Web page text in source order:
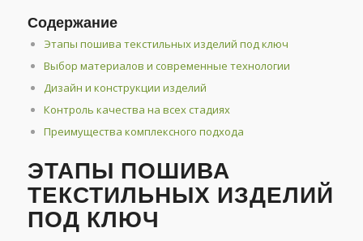
Содержание
Этапы пошива текстильных изделий под ключ
Выбор материалов и современные технологии
Дизайн и конструкции изделий
Контроль качества на всех стадиях
Преимущества комплексного подхода
ЭТАПЫ ПОШИВА
ТЕКСТИЛЬНЫХ ИЗДЕЛИЙ
ПОД КЛЮЧ